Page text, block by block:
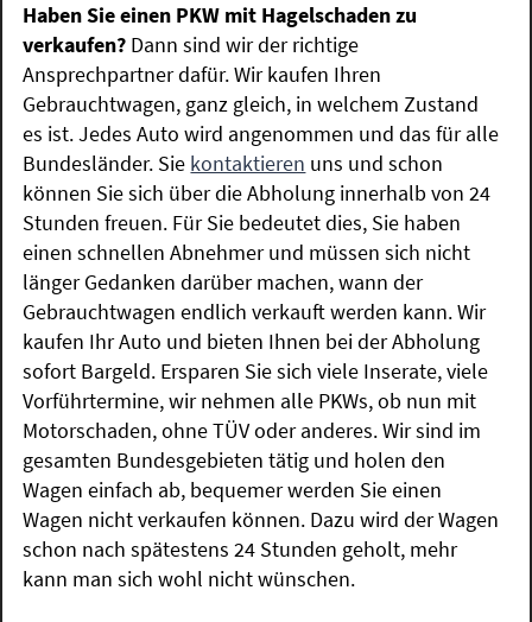
Haben Sie einen PKW mit Hagelschaden zu
verkaufen? Dann sind wir der richtige
Ansprechpartner dafür. Wir kaufen Ihren
Gebrauchtwagen, ganz gleich, in welchem Zustand
es ist. Jedes Auto wird angenommen und das für alle
Bundesländer. Sie kontaktieren uns und schon
können Sie sich über die Abholung innerhalb von 24
Stunden freuen. Für Sie bedeutet dies, Sie haben
einen schnellen Abnehmer und müssen sich nicht
länger Gedanken darüber machen, wann der
Gebrauchtwagen endlich verkauft werden kann. Wir
kaufen Ihr Auto und bieten Ihnen bei der Abholung
sofort Bargeld. Ersparen Sie sich viele Inserate, viele
Vorführtermine, wir nehmen alle PKWs, ob nun mit
Motorschaden, ohne TÜV oder anderes. Wir sind im
gesamten Bundesgebieten tätig und holen den
Wagen einfach ab, bequemer werden Sie einen
Wagen nicht verkaufen können. Dazu wird der Wagen
schon nach spätestens 24 Stunden geholt, mehr
kann man sich wohl nicht wünschen.